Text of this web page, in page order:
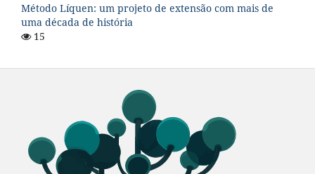
Método Líquen: um projeto de extensão com mais de
uma década de história
15